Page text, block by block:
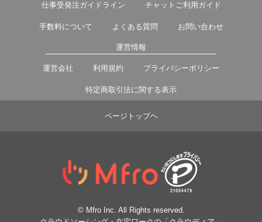
仕事受発注ガイドライン チャットご利用ガイド
手数料について よくある質問 お問い合わせ
運営情報
運営会社 利用規約 プライバシーポリシー
特定商取引法に関する表示
ページトップヘ
© Mfro Inc. All Rights reserved.